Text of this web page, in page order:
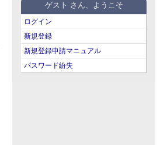
ゲスト さん、ようこそ
ログイン
新規登録
新規登録申請マニュアル
パスワード紛失